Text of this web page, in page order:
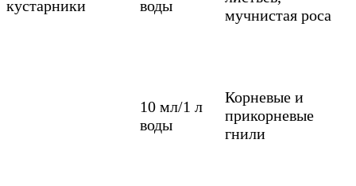
кустарники
воды
мучнистая роса
10 мл/1 л
воды
Корневые и
прикорневые
гнили